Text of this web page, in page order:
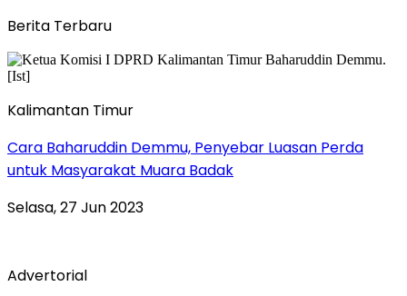
Berita Terbaru
Kalimantan Timur
Cara Baharuddin Demmu, Penyebar Luasan Perda
untuk Masyarakat Muara Badak
Selasa, 27 Jun 2023
Advertorial